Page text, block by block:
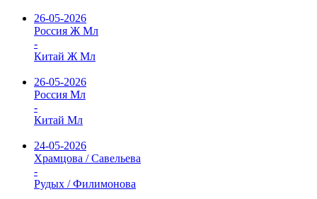
26-05-2026
Россия Ж Мл
-
Китай Ж Мл
26-05-2026
Россия Мл
-
Китай Мл
24-05-2026
Храмцова / Савельева
-
Рудых / Филимонова